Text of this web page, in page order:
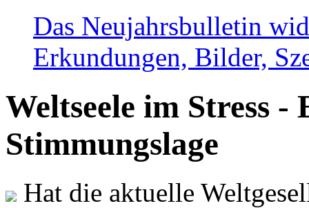
Das Neujahrsbulletin
Erkundungen, Bilder,
Weltseele im Stress -
Stimmungslage
Hat die aktuelle